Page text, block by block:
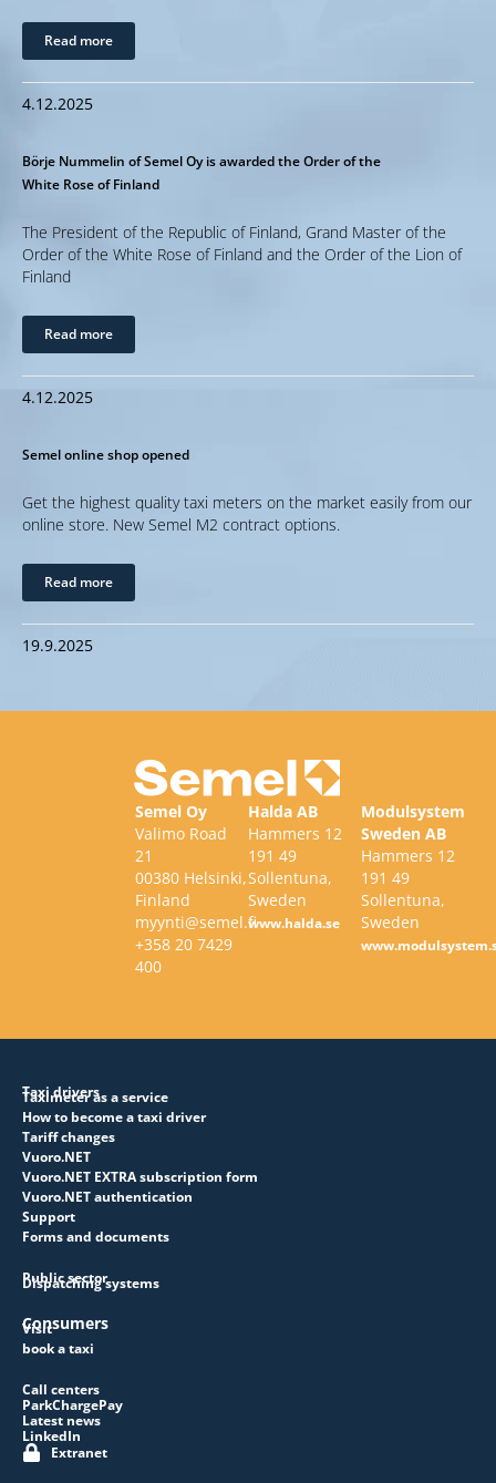
Read more
4.12.2025
Börje Nummelin of Semel Oy is awarded the Order of the
White Rose of Finland
The President of the Republic of Finland, Grand Master of the
Order of the White Rose of Finland and the Order of the Lion of
Finland
Read more
4.12.2025
Semel online shop opened
Get the highest quality taxi meters on the market easily from our
online store. New Semel M2 contract options.
Read more
19.9.2025
Semel Oy
Valimo Road
21
00380 Helsinki,
Finland
myynti@semel.fi
+358 20 7429
400
Halda AB
Hammers 12
191 49
Sollentuna,
Sweden
www.halda.se
Modulsystem
Sweden AB
Hammers 12
191 49
Sollentuna,
Sweden
Taxi drivers
Taximeter as a service
How to become a taxi driver
Tariff changes
Vuoro.NET
Vuoro.NET EXTRA subscription form
Vuoro.NET authentication
Support
Forms and documents
Public sector
Dispatching systems
Consumers
Visit
book a taxi
Call centers
ParkChargePay
Latest news
LinkedIn
Extranet